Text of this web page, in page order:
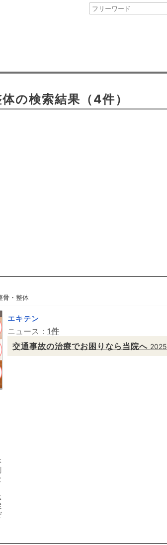
の検索結果 （4件）
骨・整体
エキテン
ニュース： 1件
交通事故の治療でお困りなら当院へ